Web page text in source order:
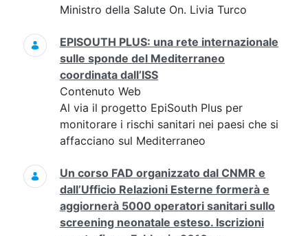
Ministro della Salute On. Livia Turco
EPISOUTH PLUS: una rete internazionale
sulle sponde del Mediterraneo
coordinata dall’ISS
Contenuto Web
Al via il progetto EpiSouth Plus per
monitorare i rischi sanitari nei paesi che si
affacciano sul Mediterraneo
Un corso FAD organizzato dal CNMR e
dall’Ufficio Relazioni Esterne formerà e
aggiornerà 5000 operatori sanitari sullo
screening neonatale esteso. Iscrizioni